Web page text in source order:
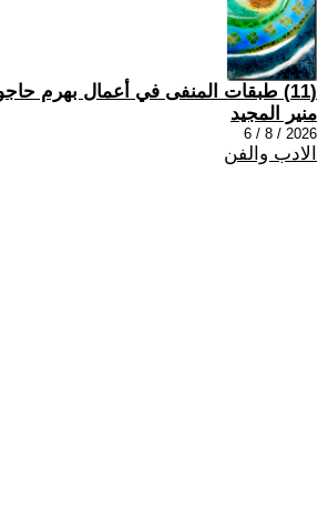
(11) طبقات المنفى في أعمال بهرم حاجو
منير المجيد
2026 / 8 / 6
الادب والفن